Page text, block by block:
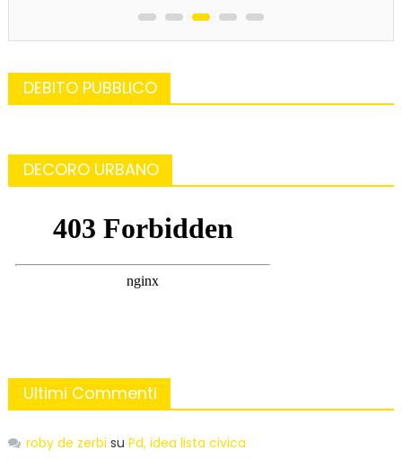
DEBITO PUBBLICO
DECORO URBANO
Ultimi Commenti
roby de zerbi su Pd, idea lista civica